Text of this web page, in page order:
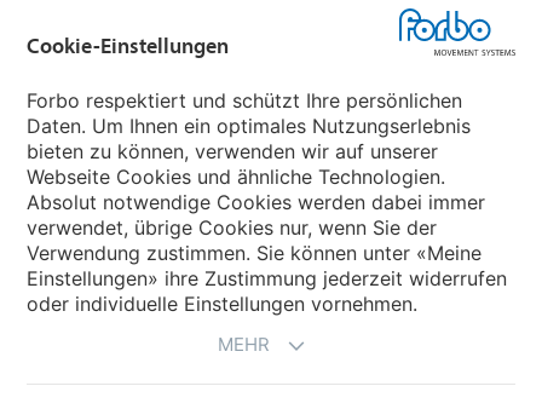
Wählen Sie ein Land
Wählen Sie Ihr Land
Cookie-Einstellungen
Forbo respektiert und schützt Ihre persönlichen
Daten. Um Ihnen ein optimales Nutzungserlebnis
bieten zu können, verwenden wir auf unserer
Webseite Cookies und ähnliche Technologien.
Absolut notwendige Cookies werden dabei immer
verwendet, übrige Cookies nur, wenn Sie der
Verwendung zustimmen. Sie können unter «Meine
Einstellungen» ihre Zustimmung jederzeit widerrufen
oder individuelle Einstellungen vornehmen.
MEHR